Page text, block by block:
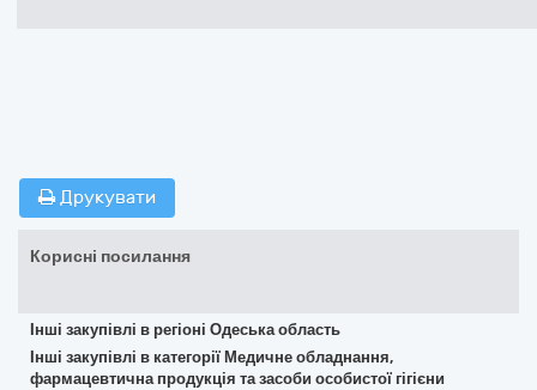
Друкувати
Корисні посилання
Інші закупівлі в регіоні Одеська область
Інші закупівлі в категорії Медичне обладнання,
фармацевтична продукція та засоби особистої гігієни